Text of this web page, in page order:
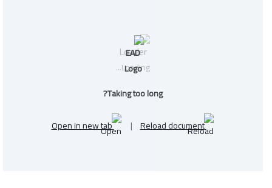
Loading...
Taking too long?
Reload document
|
Open in new tab